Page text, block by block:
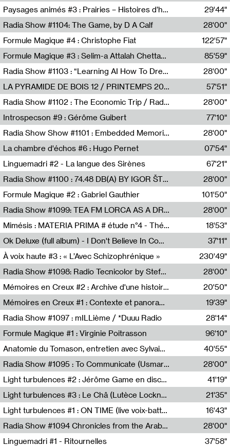
Revue Les Chambres,Marie-Hélène Lafon
Paysages animés #3 : Prairies – Histoires d’herbes et d’humains
Anne Simon
29'44"
Radia Show #1104: The Game, by D A Calf
Radio One NZ
28'00"
Formule Magique #4 : Christophe Fiat
Nathalie Lacroix
122'57"
Formule Magique #3 : Selim-a Attalah Chettaoui
Nathalie Lacroix,Selim-a Attalah Chettaoui
85'59"
Radia Show #1103 : “Learning AI How To Dream” by Sebastian Dingens (Radio Campus Bruxelles)
Radio Campus Bruxelles
28'00"
LA PYRAMIDE DE BOIS 12 / PRINTEMPS 2026
Sammy Stein
57'51"
Radia Show #1102 : The Economic Trip / Radio Grenouille
Radio Grenouille
28'00"
Introspecson #9 : Gérôme Guibert
Pierre Henry,Gérôme Guibert
77'10"
Radia Show Show #1101 : Embedded Memories by Jimmy Peggie / radioart106
Jimmy Peggie,radioart106
28'00"
La chambre d'échos #6 : Hugo Pernet
Revue Les Chambres,Hugo Pernet
07'54"
Linguemadri #2 - La langue des Sirènes
Meris Angioletti
67'21"
Radia Show #1100 : 74.48 DB(A) BY IGOR ŠTROMAJER FOR RADIO X
radio x
28'00"
Formule Magique #2 : Gabriel Gauthier
Nathalie Lacroix,Gabriel Gauthier
101'50"
Radia Show #1099: TEA FM LORCA AS A DREAM
TEAFM
28'00"
Mimésis : MATERIA PRIMA # étude n°4 - Théâtre de l’Aquarium
Francesco Russo,Scuola della Crisi
18'53"
Ok Deluxe (full album) - I Don't Believe In Computing
37'11"
À voix haute #3 : « L’Avec Schizophrénique »
230'49"
Radia Show #1098: Radio Tecnicolor by Stefan Nussbaumer & Georg Zichy (Radio Orange 94.0)
Radio Orange 94.0
28'00"
Mémoires en Creux #2 : Archive d'une histoire artistique
Sophie Auger-Grappin
20'50"
Mémoires en Creux #1 : Contexte et panorama
Sophie Auger-Grappin
19'39"
Radia Show #1097 : mILLième / *Duuu Radio
28'14"
Formule Magique #1 : Virginie Poitrasson
Nathalie Lacroix,Virginie Poitrasson
96'10"
Anatomie du Tomason, entretien avec Sylvain Cardonnel
Loraine Baud,Sylvain Cardonnel
40'55"
Radia Show #1095 : To Communicate (Usmaradio)
Usmaradio
28'00"
Light turbulences #2 : Jérôme Game en discussion avec Thomas Corlin
41'19"
Light turbulences #3 : Le Châ (Lutèce Lockness)
Lutèce Lockness
21'35"
Light turbulences #1 : ON TIME (live voix-batterie) avec Jérôme Game & Jean-Michel Espitallier
Jérôme Game,Jean-Michel Espitallier
16'43"
Radia Show #1094 Chronicles from the Arab Cold War by Ghazi Barakat
Reboot.fm
28'00"
Linguemadri #1 - Ritournelles
37'58"